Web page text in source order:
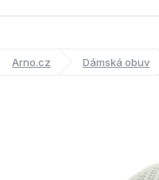
Arno.cz Dámská obuv